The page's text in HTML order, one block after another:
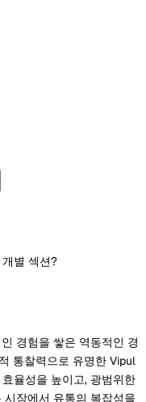
별 섹션?
경험을 쌓은 역동적인 경
통찰력으로 유명한 Vipul
율성을 높이고, 광범위한
장에서 유통의 복잡성을